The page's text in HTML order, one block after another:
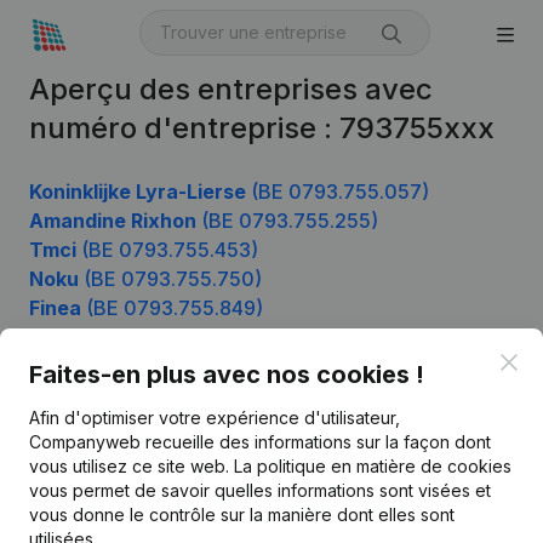
Aperçu des entreprises avec
numéro d'entreprise : 793755xxx
Koninklijke Lyra-Lierse (BE 0793.755.057)
Amandine Rixhon (BE 0793.755.255)
Tmci (BE 0793.755.453)
Noku (BE 0793.755.750)
Finea (BE 0793.755.849)
Faites-en plus avec nos cookies !
Afin d'optimiser votre expérience d'utilisateur,
Companyweb recueille des informations sur la façon dont
vous utilisez ce site web. La politique en matière de cookies
vous permet de savoir quelles informations sont visées et
vous donne le contrôle sur la manière dont elles sont
utilisées.
Français
Informations d’entreprise
Monitoring